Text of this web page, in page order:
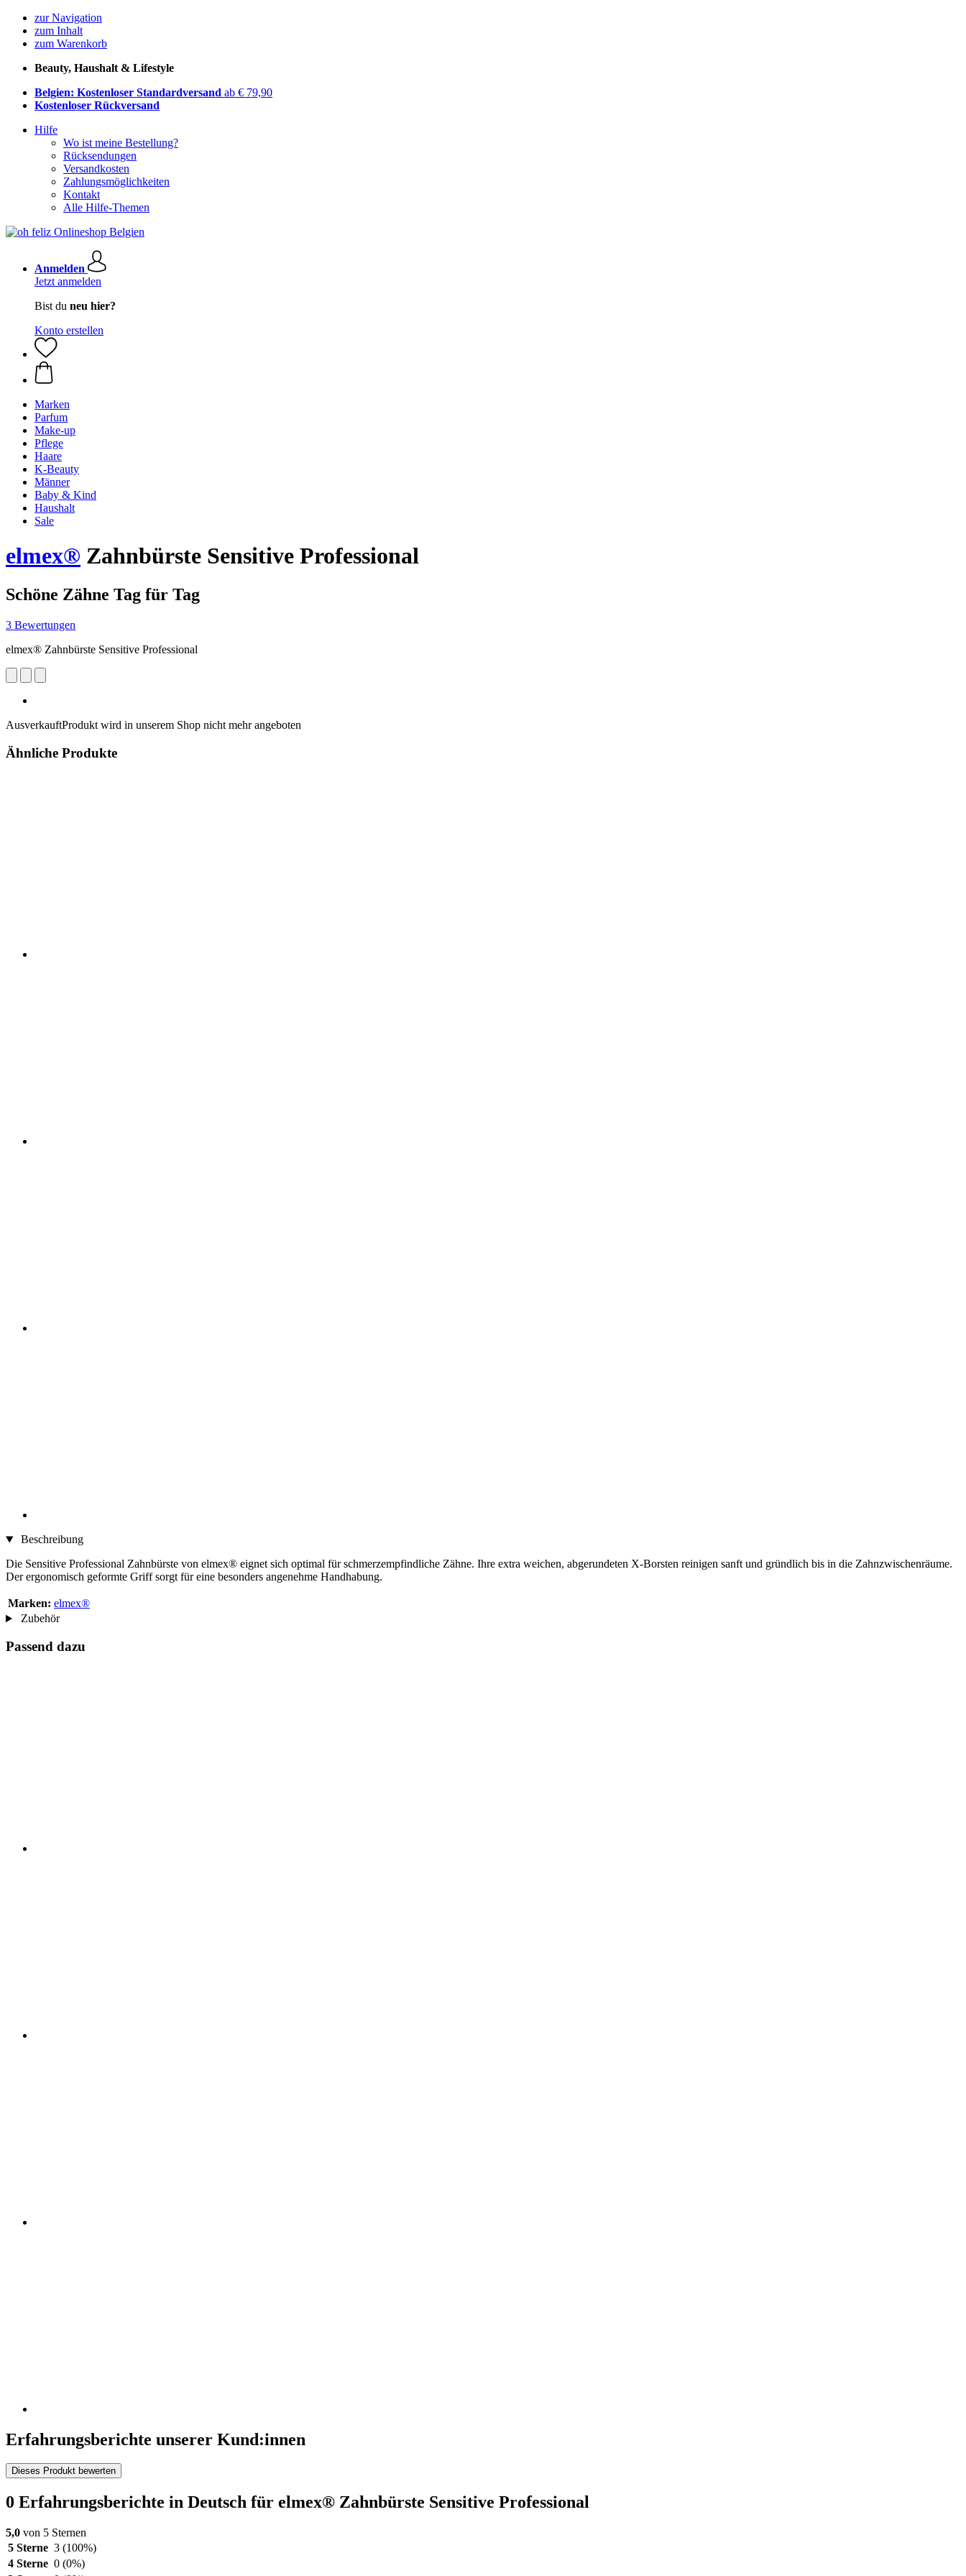
zur Navigation
zum Inhalt
zum Warenkorb
Beauty, Haushalt & Lifestyle
Belgien: Kostenloser Standardversand ab € 79,90
Kostenloser Rückversand
Hilfe
Wo ist meine Bestellung?
Rücksendungen
Versandkosten
Zahlungsmöglichkeiten
Kontakt
Alle Hilfe-Themen
Anmelden
Jetzt anmelden
Bist du neu hier?
Konto erstellen
Marken
Parfum
Make-up
Pflege
Haare
K-Beauty
Männer
Baby & Kind
Haushalt
Sale
elmex® Zahnbürste Sensitive Professional
Schöne Zähne Tag für Tag
3 Bewertungen
elmex® Zahnbürste Sensitive Professional
AusverkauftProdukt wird in unserem Shop nicht mehr angeboten
Ähnliche Produkte
Beschreibung
Die Sensitive Professional Zahnbürste von elmex® eignet sich optimal für schmerzempfindliche Zähne. Ihre extra weichen, abgerundeten X-Borsten reinigen sanft und gründlich bis in die Zahnzwischenräume.
Der ergonomisch geformte Griff sorgt für eine besonders angenehme Handhabung.
Marken: elmex®
Zubehör
Passend dazu
Erfahrungsberichte unserer Kund:innen
Dieses Produkt bewerten
0 Erfahrungsberichte in Deutsch für elmex® Zahnbürste Sensitive Professional
5,0 von 5 Sternen
5 Sterne 3 (100%)
4 Sterne 0 (0%)